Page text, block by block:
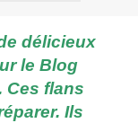
délicieux
le Blog
Ces flans
Ils